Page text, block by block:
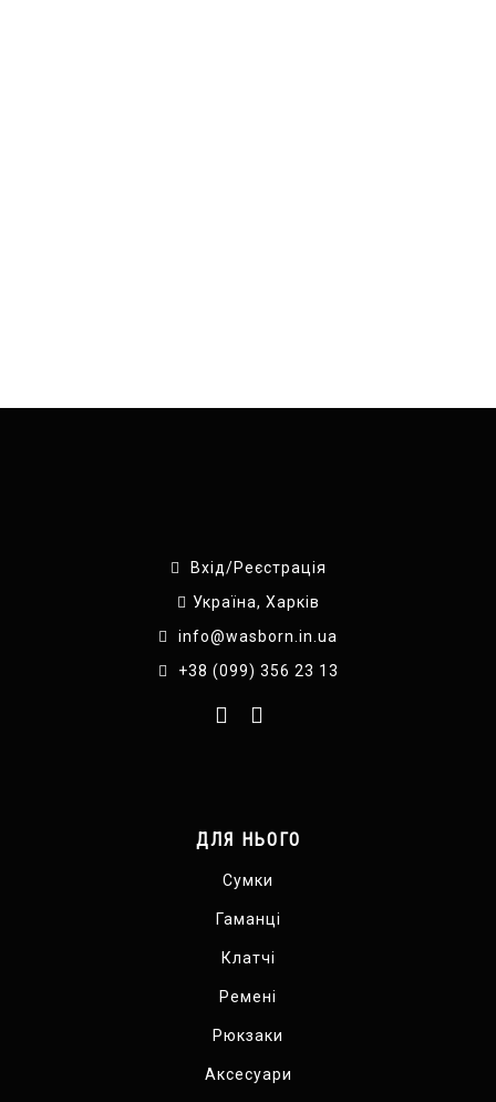
Вхід/Реєстрація
Україна, Харків
info@wasborn.in.ua
+38 (099) 356 23 13
ДЛЯ НЬОГО
Сумки
Гаманці
Клатчі
Ремені
Рюкзаки
Аксесуари